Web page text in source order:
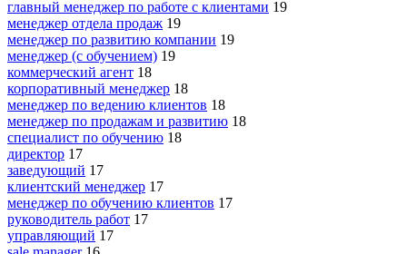
главный менеджер по работе с клиентами 19
менеджер отдела продаж 19
менеджер по развитию компании 19
менеджер (с обучением) 19
коммерческий агент 18
корпоративный менеджер 18
менеджер по ведению клиентов 18
менеджер по продажам и развитию 18
специалист по обучению 18
директор 17
заведующий 17
клиентский менеджер 17
менеджер по обучению клиентов 17
руководитель работ 17
управляющий 17